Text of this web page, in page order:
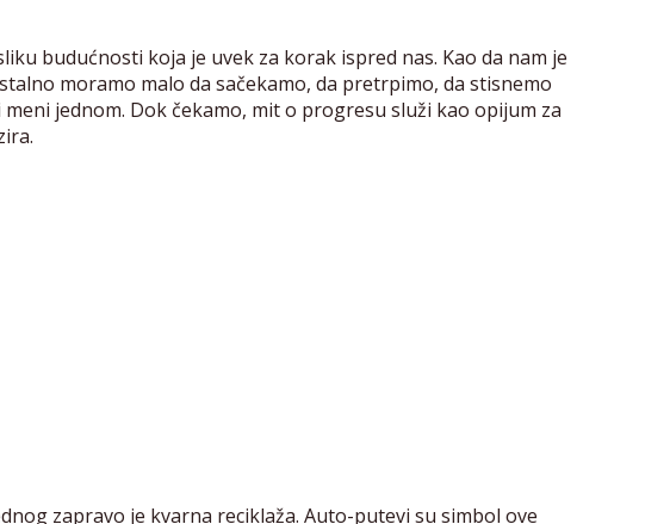
budućnosti koja je uvek za korak ispred nas. Kao da nam je
moramo malo da sačekamo, da pretrpimo, da stisnemo
meni jednom. Dok čekamo, mit o progresu služi kao opijum za
zapravo je kvarna reciklaža. Auto-putevi su simbol ove